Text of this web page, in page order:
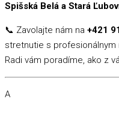
Spišská Belá a Stará
📞 Zavolajte nám na +421
stretnutie s profesionálnym
Radi vám poradíme, ako z
A